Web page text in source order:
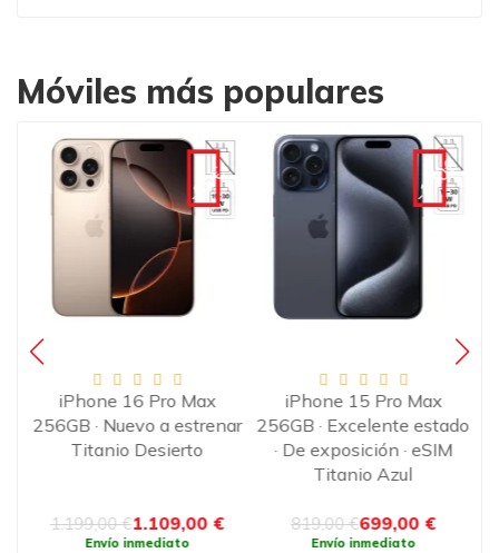
Móviles más populares
-90€
iPhone 16 Pro Max
256GB · Nuevo a estrenar
Titanio Desierto
1.199,00 €1.109,00 €
Envío inmediato
-120€
iPhone 15 Pro Max
256GB · Excelente estado
· De exposición · eSIM
Titanio Azul
819,00 €699,00 €
Envío inmediato